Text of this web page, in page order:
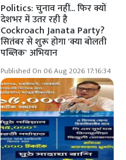
Politics: चुनाव नहीं... फिर क्यों
देशभर में उतर रही है
Cockroach Janata Party?
सितंबर से शुरू होगा 'क्या बोलती
पब्लिक' अभियान
Published On 06 Aug 2026 17:16:34